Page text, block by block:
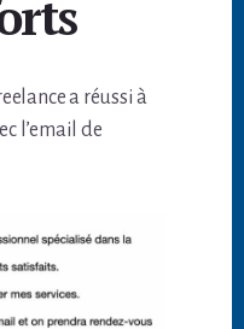
a réussi à
l’email de